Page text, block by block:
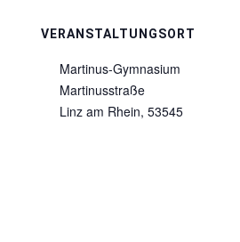
VERANSTALTUNGSORT
Martinus-Gymnasium
Martinusstraße
Linz am Rhein, 53545